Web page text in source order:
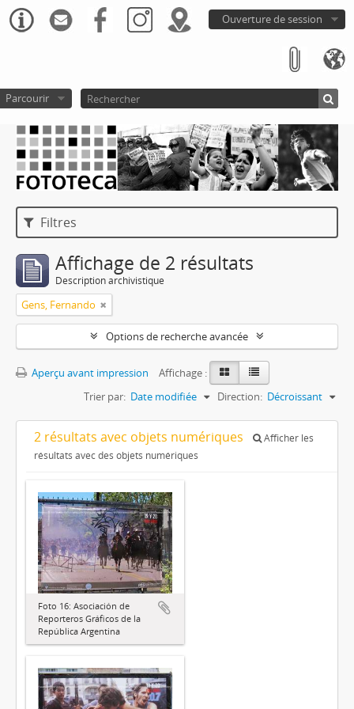
Ouverture de session
Parcourir
Filtres
Affichage de 2 résultats
Description archivistique
Gens, Fernando
Options de recherche avancée
Aperçu avant impression
Affichage :
Trier par: Date modifiée Direction: Décroissant
2 résultats avec objets numériques
Afficher les
résultats avec des objets numériques
Foto 16: Asociación de
Reporteros Gráficos de la
República Argentina